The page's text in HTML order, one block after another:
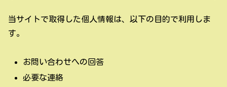
当サイトで取得した個人情報は、以下の目的で利用しま
す。
お問い合わせへの回答
必要な連絡